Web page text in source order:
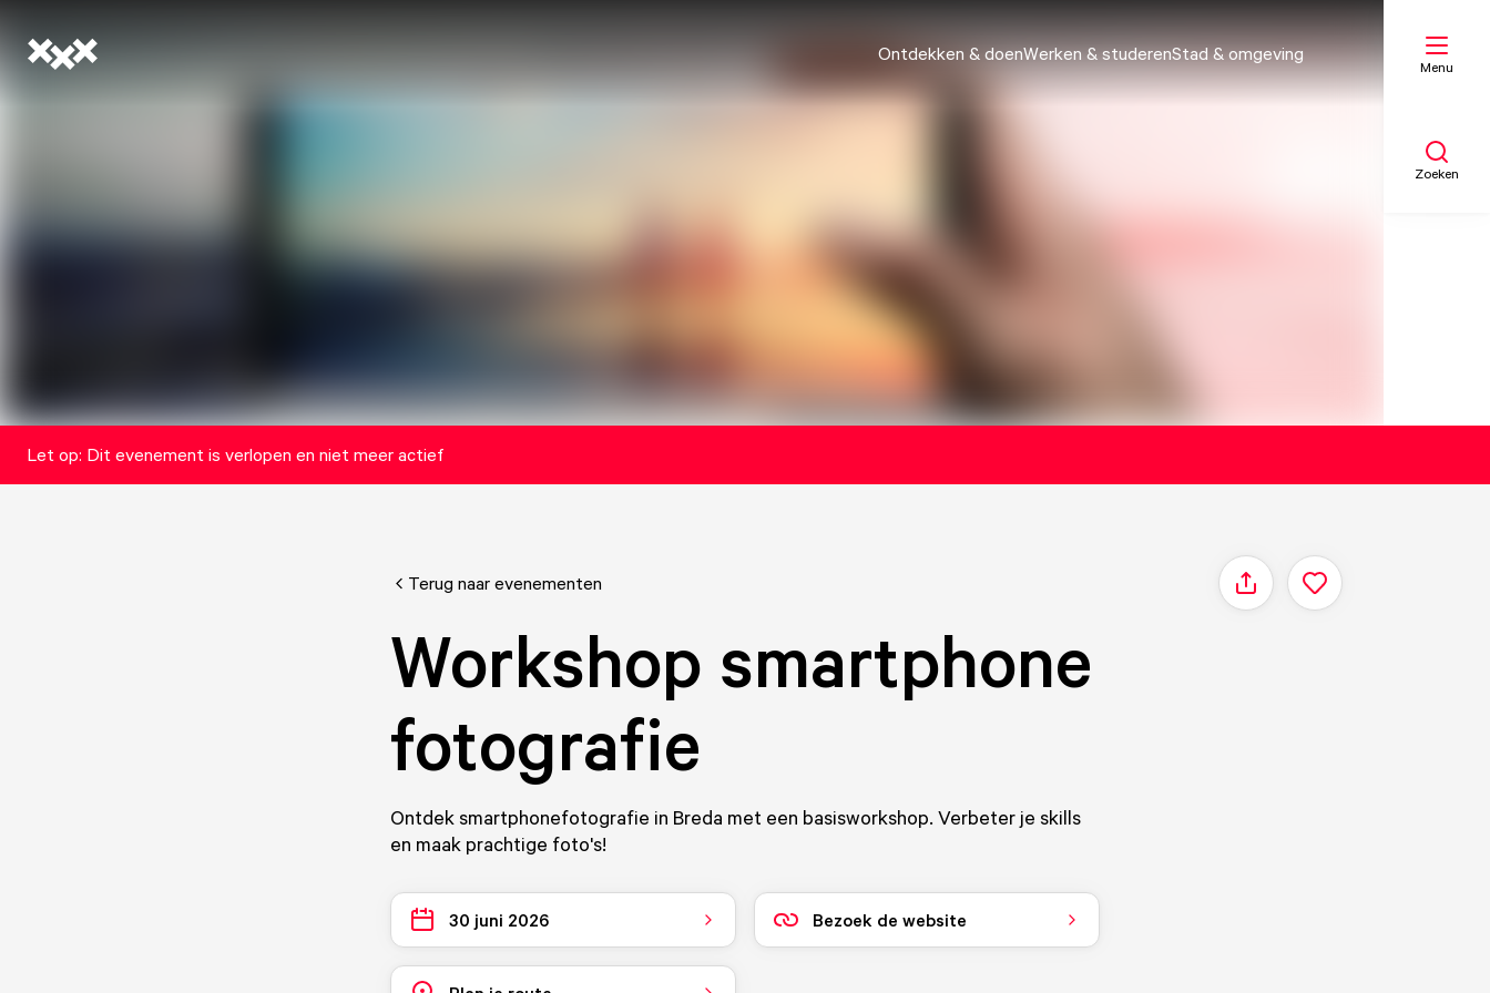
Ontdekken & doenWerken & studerenStad & omgeving
Menu
Zoeken
Let op: Dit evenement is verlopen en niet meer actief
Terug naar evenementen Delen
Workshop smartphone
fotografie
Ontdek smartphonefotografie in Breda met een basisworkshop. Verbeter je skills
en maak prachtige foto's!
30 juni 2026 Bezoek de website